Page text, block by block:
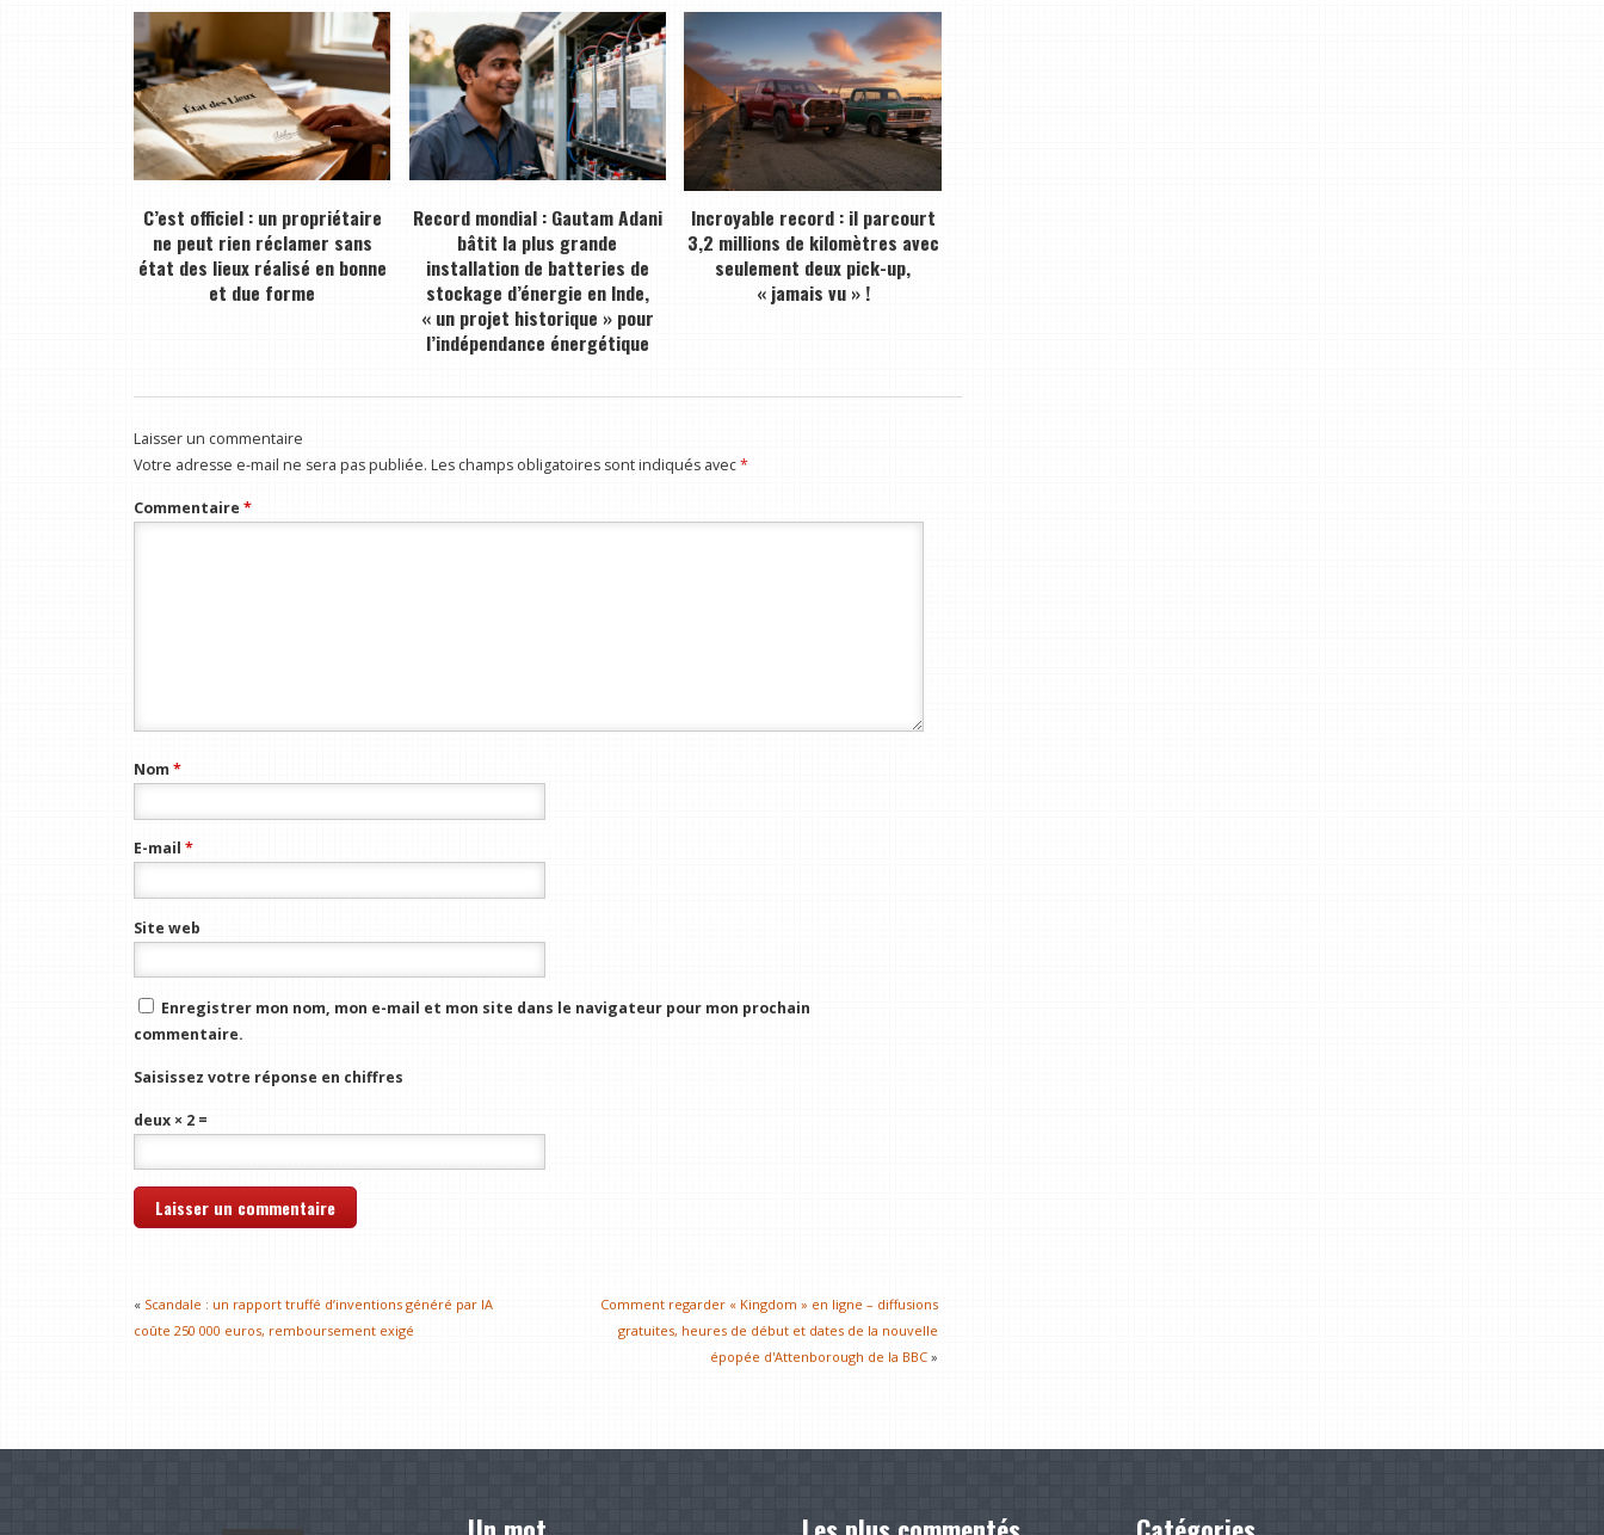
C’est officiel : un propriétaire
ne peut rien réclamer sans
état des lieux réalisé en bonne
et due forme
Record mondial : Gautam Adani
bâtit la plus grande
installation de batteries de
stockage d’énergie en Inde,
« un projet historique » pour
l’indépendance énergétique
Incroyable record : il parcourt
3,2 millions de kilomètres avec
seulement deux pick-up,
« jamais vu » !
Laisser un commentaire
Votre adresse e-mail ne sera pas publiée. Les champs obligatoires sont indiqués avec*
Commentaire *
Nom*
E-mail *
Site web
Enregistrer mon nom, mon e-mail et mon site dans le navigateur pour mon prochain
commentaire.
Saisissez votre réponse en chiffres
deux × 2 =
« Scandale : un rapport truffé d’inventions généré par IA
coûte 250 000 euros, remboursement exigé
Comment regarder « Kingdom » en ligne – diffusions
gratuites, heures de début et dates de la nouvelle
épopée d'Attenborough de la BBC»